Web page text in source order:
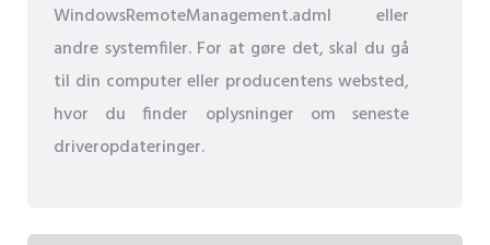
WindowsRemoteManagement.adml eller
andre systemfiler. For at gøre det, skal du gå
til din computer eller producentens websted,
hvor du finder oplysninger om seneste
driveropdateringer.